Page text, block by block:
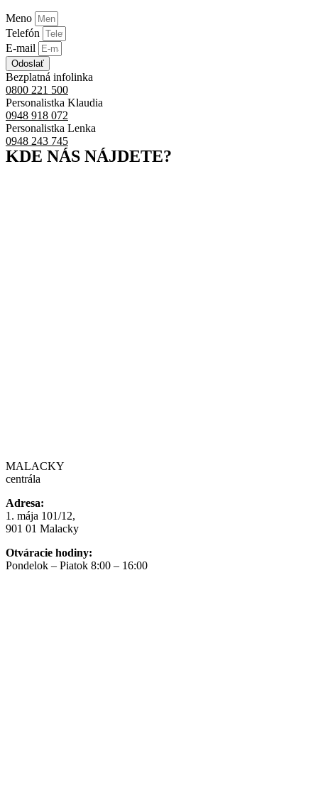
Meno
Telefón
E-mail
Odoslať
Bezplatná infolinka
0800 221 500
Personalistka Klaudia
0948 918 072
Personalistka Lenka
0948 243 745
KDE NÁS NÁJDETE?
MALACKY
centrála
Adresa:
1. mája 101/12,
901 01 Malacky
Otváracie hodiny:
Pondelok – Piatok 8:00 – 16:00